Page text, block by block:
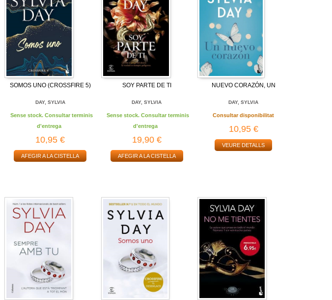
SOMOS UNO (CROSSFIRE 5)
DAY, SYLVIA
Sense stock. Consultar terminis
d'entrega
10,95 €
AFEGIR A LA CISTELLA
SOY PARTE DE TI
DAY, SYLVIA
Sense stock. Consultar terminis
d'entrega
19,90 €
AFEGIR A LA CISTELLA
NUEVO CORAZÓN, UN
DAY, SYLVIA
Consultar disponibilitat
10,95 €
VEURE DETALLS